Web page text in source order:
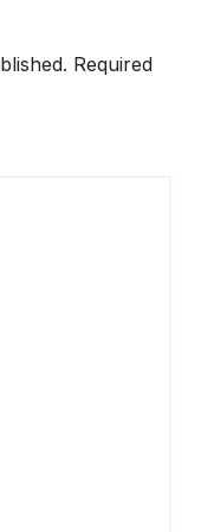
Required